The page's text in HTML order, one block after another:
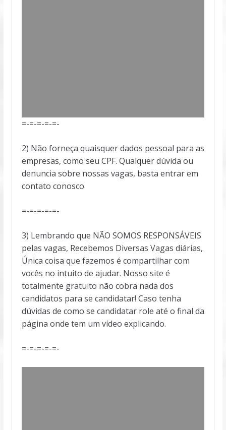
=-=-=-=-=-
2) Não forneça quaisquer dados pessoal para as
empresas, como seu CPF. Qualquer dúvida ou
denuncia sobre nossas vagas, basta entrar em
contato conosco
=-=-=-=-=-
3) Lembrando que NÃO SOMOS RESPONSÁVEIS
pelas vagas, Recebemos Diversas Vagas diárias,
Única coisa que fazemos é compartilhar com
vocês no intuito de ajudar. Nosso site é
totalmente gratuito não cobra nada dos
candidatos para se candidatar! Caso tenha
dúvidas de como se candidatar role até o final da
página onde tem um vídeo explicando.
=-=-=-=-=-